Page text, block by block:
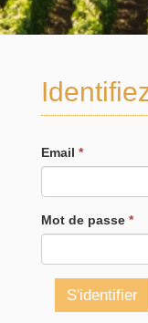
Email *
Mot de passe *
S'identifier